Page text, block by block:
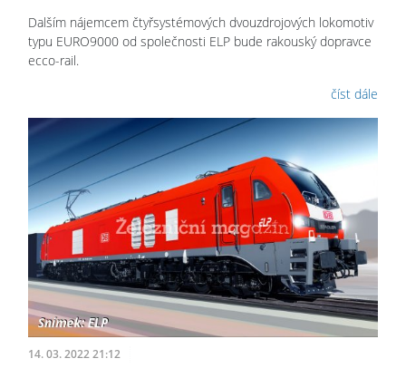
Dalším nájemcem čtyřsystémových dvouzdrojových lokomotiv
typu EURO9000 od společnosti ELP bude rakouský dopravce
ecco-rail.
číst dále
14. 03. 2022 21:12